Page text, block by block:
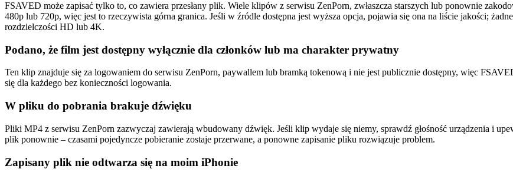
FSAVED może zapisać tylko to, co zawiera przesłany plik. Wiele klipów z serwisu ZenPorn, zwłaszcza starszych lub ponownie
480p lub 720p, więc jest to rzeczywista górna granica. Jeśli w źródle dostępna jest wyższa opcja, pojawia się ona na liście jakości;
rozdzielczości HD lub 4K.
Podano, że film jest dostępny wyłącznie dla członków lub ma charakter prywatny
Ten klip znajduje się za logowaniem do serwisu ZenPorn, paywallem lub bramką tokenową i nie jest publicznie dostępny, więc
się dla każdego bez konieczności logowania.
W pliku do pobrania brakuje dźwięku
Pliki MP4 z serwisu ZenPorn zazwyczaj zawierają wbudowany dźwięk. Jeśli klip wydaje się niemy, sprawdź głośność urządzenia i
plik ponownie – czasami pojedyncze pobieranie zostaje przerwane, a ponowne zapisanie pliku rozwiązuje problem.
Zapisany plik nie odtwarza się na moim iPhonie